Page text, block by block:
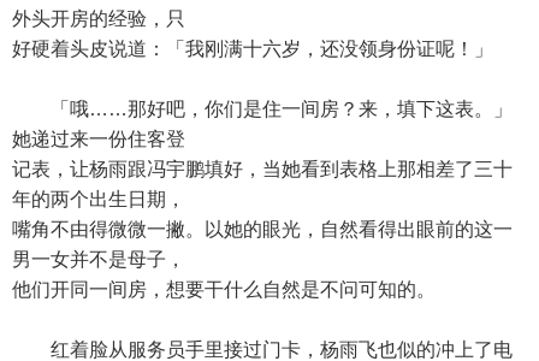
外头开房的经验，只
好硬着头皮说道：「我刚满十六岁，还没领身份证呢！」
「哦……那好吧，你们是住一间房？来，填下这表。」
她递过来一份住客登
记表，让杨雨跟冯宇鹏填好，当她看到表格上那相差了三十
年的两个出生日期，
嘴角不由得微微一撇。以她的眼光，自然看得出眼前的这一
男一女并不是母子，
他们开同一间房，想要干什么自然是不问可知的。
红着脸从服务员手里接过门卡，杨雨飞也似的冲上了电